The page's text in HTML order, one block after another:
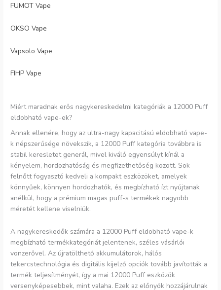
FUMOT Vape
OKSO Vape
Vapsolo Vape
FIHP Vape
Miért maradnak erős nagykereskedelmi kategóriák a 12000 Puff
eldobható vape-ek?
Annak ellenére, hogy az ultra-nagy kapacitású eldobható vape-
k népszerűsége növekszik, a 12000 Puff kategória továbbra is
stabil keresletet generál, mivel kiváló egyensúlyt kínál a
kényelem, hordozhatóság és megfizethetőség között. Sok
felnőtt fogyasztó kedveli a kompakt eszközöket, amelyek
könnyűek, könnyen hordozhatók, és megbízható ízt nyújtanak
anélkül, hogy a prémium magas puff-s termékek nagyobb
méretét kellene viselniük.
A nagykereskedők számára a 12000 Puff eldobható vape-k
megbízható termékkategóriát jelentenek, széles vásárlói
vonzerővel. Az újratölthető akkumulátorok, hálós
tekercstechnológia és digitális kijelző opciók tovább javították a
termék teljesítményét, így a mai 12000 Puff eszközök
versenyképesebbek, mint valaha. Ezek az előnyök hozzájárulnak